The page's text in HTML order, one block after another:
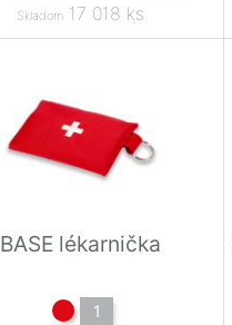
Skladom17 018 ks
BASE lékarnička
1